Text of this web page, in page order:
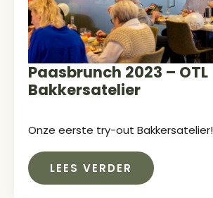
Paasbrunch 2023 – OTL
Bakkersatelier
Onze eerste try-out Bakkersatelier!
LEES VERDER